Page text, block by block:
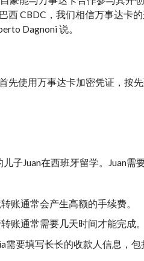
西 CBDC，我们相信万事达卡
Dagnoni 说。
先使用万事达卡加密凭证，按
子Juan在西班牙留学。Juan
转账通常会产生高额的手续费。
转账通常需要几天时间才能完成。
需要填写长长的收款人信息，